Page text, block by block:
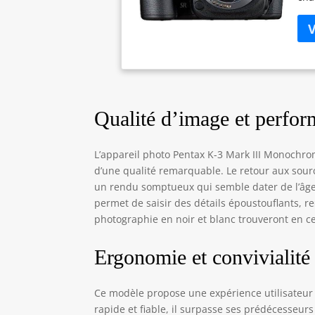
de
est
qui
Qualité d’image et
L’appareil photo Pentax K-3 Mark III
d’une qualité remarquable. Le retour aux
un rendu somptueux qui semble dater de
permet de saisir des détails époustouflants,
photographie en noir et blanc trouveront en
Ergonomie et convivialité
Ce modèle propose une expérience
rapide et fiable, il surpasse ses